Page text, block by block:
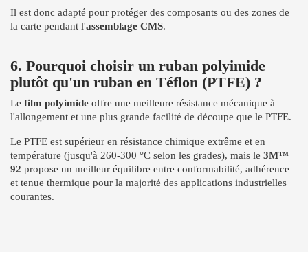
Il est donc adapté pour protéger des composants ou des zones de
la carte pendant l'assemblage CMS.
6. Pourquoi choisir un ruban polyimide
plutôt qu'un ruban en Téflon (PTFE) ?
Le film polyimide offre une meilleure résistance mécanique à
l'allongement et une plus grande facilité de découpe que le PTFE.
Le PTFE est supérieur en résistance chimique extrême et en
température (jusqu'à 260-300 °C selon les grades), mais le 3M™
92 propose un meilleur équilibre entre conformabilité, adhérence
et tenue thermique pour la majorité des applications industrielles
courantes.